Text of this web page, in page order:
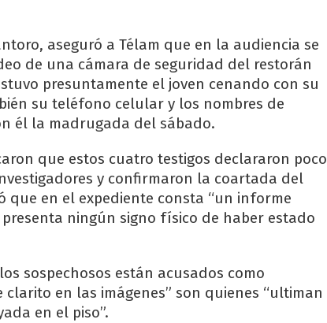
aseguró a Télam que en la audiencia se
de una cámara de seguridad del restorán
presuntamente el joven cenando con su
su teléfono celular y los nombres de
él la madrugada del sábado.
que estos cuatro testigos declararon poco
y confirmaron la coartada del
que en el expediente consta “un informe
ningún signo físico de haber estado
sospechosos están acusados como
clarito en las imágenes” son quienes “ultiman
en el piso”.